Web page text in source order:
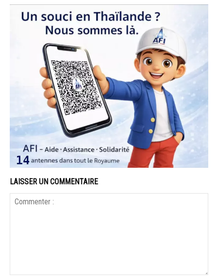
LAISSER UN COMMENTAIRE